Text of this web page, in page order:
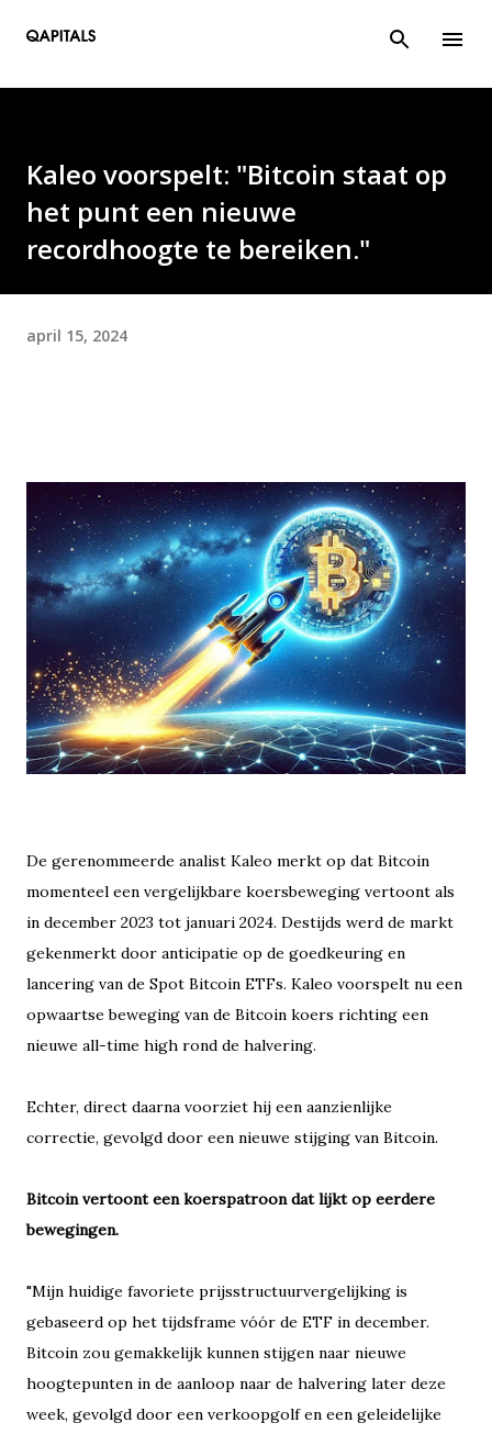
Kaleo voorspelt: "Bitcoin staat op
het punt een nieuwe
recordhoogte te bereiken."
april 15, 2024
De gerenommeerde analist Kaleo merkt op dat Bitcoin
momenteel een vergelijkbare koersbeweging vertoont als
in december 2023 tot januari 2024. Destijds werd de markt
gekenmerkt door anticipatie op de goedkeuring en
lancering van de Spot Bitcoin ETFs. Kaleo voorspelt nu een
opwaartse beweging van de Bitcoin koers richting een
nieuwe all-time high rond de halvering.
Echter, direct daarna voorziet hij een aanzienlijke
correctie, gevolgd door een nieuwe stijging van Bitcoin.
Bitcoin vertoont een koerspatroon dat lijkt op eerdere
bewegingen.
"Mijn huidige favoriete prijsstructuurvergelijking is
gebaseerd op het tijdsframe vóór de ETF in december.
Bitcoin zou gemakkelijk kunnen stijgen naar nieuwe
hoogtepunten in de aanloop naar de halvering later deze
week, gevolgd door een verkoopgolf en een geleidelijke